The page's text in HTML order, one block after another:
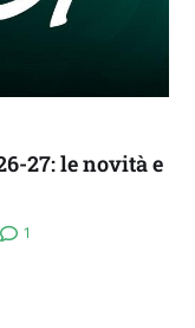
27: le novità e
1